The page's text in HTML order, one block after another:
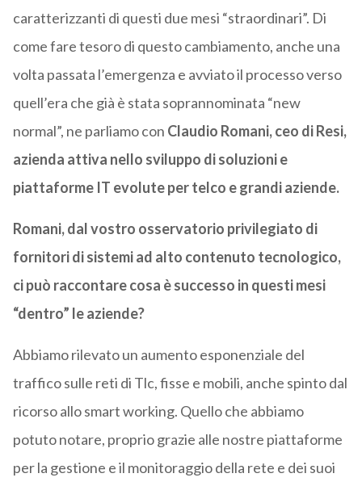
caratterizzanti di questi due mesi “straordinari”. Di
come fare tesoro di questo cambiamento, anche una
volta passata l’emergenza e avviato il processo verso
quell’era che già è stata soprannominata “new
normal”, ne parliamo con Claudio Romani, ceo di Resi,
azienda attiva nello sviluppo di soluzioni e
piattaforme IT evolute per telco e grandi aziende.
Romani, dal vostro osservatorio privilegiato di
fornitori di sistemi ad alto contenuto tecnologico,
ci può raccontare cosa è successo in questi mesi
“dentro” le aziende?
Abbiamo rilevato un aumento esponenziale del
traffico sulle reti di Tlc, fisse e mobili, anche spinto dal
ricorso allo smart working. Quello che abbiamo
potuto notare, proprio grazie alle nostre piattaforme
per la gestione e il monitoraggio della rete e dei suoi